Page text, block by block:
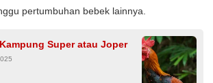
pertumbuhan bebek lainnya.
Super atau Joper